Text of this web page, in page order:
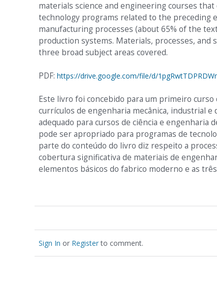
materials science and engineering courses
technology programs related to the preceding
manufacturing processes (about 65% of the
production systems. Materials, processes,
three broad subject areas covered.
PDF: https://drive.google.com/file/d/
Este livro foi concebido para um primeiro
currículos de engenharia mecânica, industrial
adequado para cursos de ciência e engenharia
pode ser apropriado para programas de
parte do conteúdo do livro diz respeito a
cobertura significativa de materiais de
elementos básicos do fabrico moderno e as
Sign In or Registerto comment.